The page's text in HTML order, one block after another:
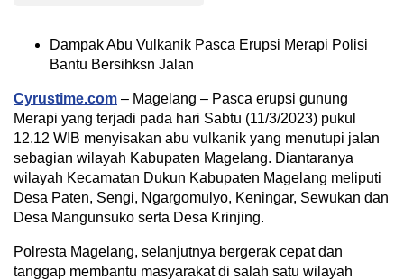
Dampak Abu Vulkanik Pasca Erupsi Merapi Polisi
Bantu Bersihksn Jalan
Cyrustime.com – Magelang – Pasca erupsi gunung
Merapi yang terjadi pada hari Sabtu (11/3/2023) pukul
12.12 WIB menyisakan abu vulkanik yang menutupi jalan
sebagian wilayah Kabupaten Magelang. Diantaranya
wilayah Kecamatan Dukun Kabupaten Magelang meliputi
Desa Paten, Sengi, Ngargomulyo, Keningar, Sewukan dan
Desa Mangunsuko serta Desa Krinjing.
Polresta Magelang, selanjutnya bergerak cepat dan
tanggap membantu masyarakat di salah satu wilayah